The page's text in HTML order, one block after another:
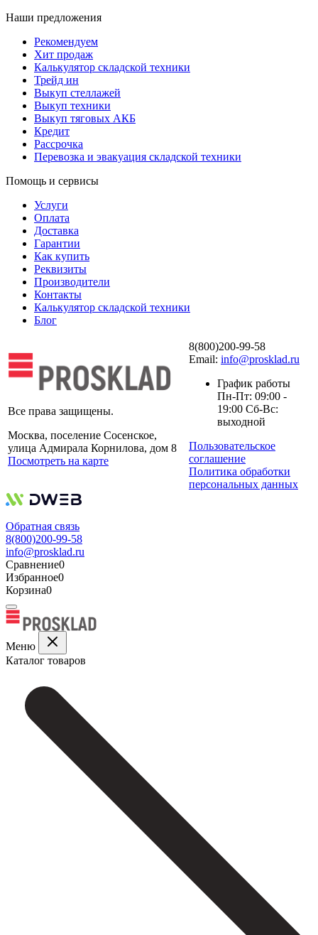
Наши предложения
Рекомендуем
Хит продаж
Калькулятор складской техники
Трейд ин
Выкуп стеллажей
Выкуп техники
Выкуп тяговых АКБ
Кредит
Рассрочка
Перевозка и эвакуация складской техники
Помощь и сервисы
Услуги
Оплата
Доставка
Гарантии
Как купить
Реквизиты
Производители
Контакты
Калькулятор складской техники
Блог
Все права защищены.
Москва, поселение Сосенское,
улица Адмирала Корнилова, дом 8
Посмотреть на карте
8(800)200-99-58
Email: info@prosklad.ru
График работы
Пн-Пт: 09:00 -
19:00 Сб-Вс:
выходной
Пользовательское
соглашение
Политика обработки
персональных данных
Обратная связь
8(800)200-99-58
info@prosklad.ru
Сравнение0
Избранное0
Корзина0
Меню
Каталог товаров